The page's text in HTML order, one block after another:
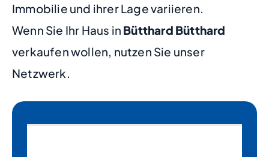
Immobilie und ihrer Lage variieren.
Wenn Sie Ihr Haus in Bütthard Bütthard
verkaufen wollen, nutzen Sie unser
Netzwerk.